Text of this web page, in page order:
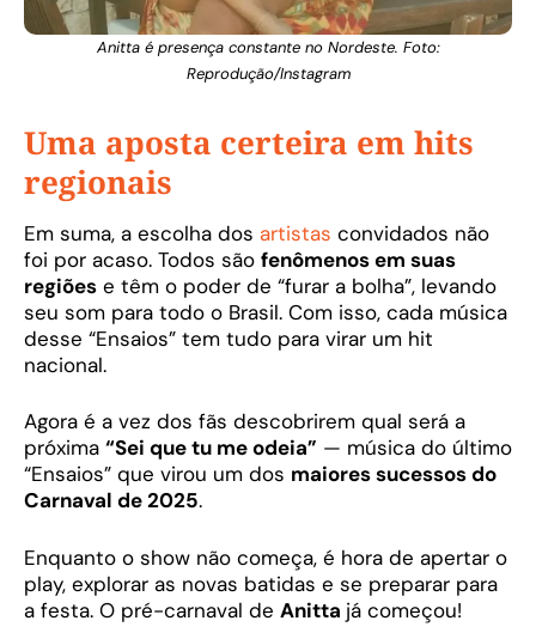
Anitta é presença constante no Nordeste. Foto:
Reprodução/Instagram
Uma aposta certeira em hits
regionais
Em suma, a escolha dos artistas convidados não
foi por acaso. Todos são fenômenos em suas
regiões e têm o poder de “furar a bolha”, levando
seu som para todo o Brasil. Com isso, cada música
desse “Ensaios” tem tudo para virar um hit
nacional.
Agora é a vez dos fãs descobrirem qual será a
próxima “Sei que tu me odeia” — música do último
“Ensaios” que virou um dos maiores sucessos do
Carnaval de 2025.
Enquanto o show não começa, é hora de apertar o
play, explorar as novas batidas e se preparar para
a festa. O pré-carnaval de Anitta já começou!